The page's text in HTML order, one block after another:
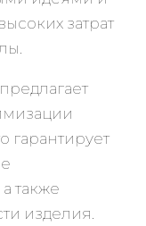
затрат
гарантирует
также
изделия.